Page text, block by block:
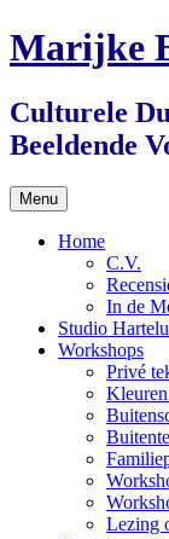
Ga
naar
inhoud
Marijke
Culturele
Beeldende
Menu
Home
C.V.
In de
Studio
Workshops
Privé
Lezing